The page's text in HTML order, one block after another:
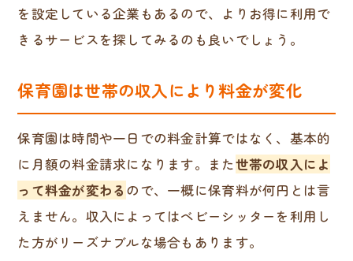
を設定している企業もあるので、よりお得に利用で
きるサービスを探してみるのも良いでしょう。
保育園は世帯の収入により料金が変化
保育園は時間や一日での料金計算ではなく、基本的
に月額の料金請求になります。また世帯の収入によ
って料金が変わる ので、一概に保育料が何円とは言
えません。収入によってはベビーシッターを利用し
た方がリーズナブルな場合もあります。